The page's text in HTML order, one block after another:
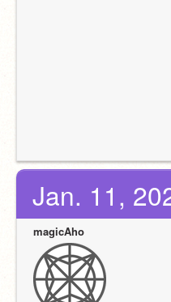
Jan. 11,
magicAho